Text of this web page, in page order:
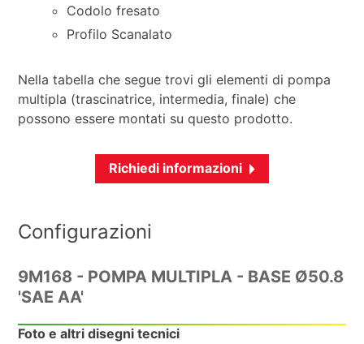
Codolo fresato
Profilo Scanalato
Nella tabella che segue trovi gli elementi di pompa
multipla (trascinatrice, intermedia, finale) che
possono essere montati su questo prodotto.
Richiedi informazioni
Configurazioni
9M168 - POMPA MULTIPLA - BASE Ø50.8
'SAE AA'
Foto e altri disegni tecnici